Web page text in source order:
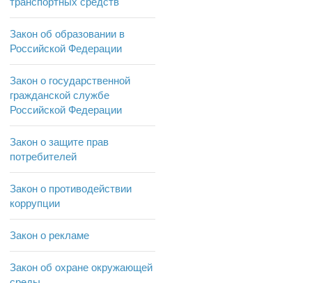
Закон об образовании в
Российской Федерации
Закон о государственной
гражданской службе
Российской Федерации
Закон о защите прав
потребителей
Закон о противодействии
коррупции
Закон о рекламе
Закон об охране окружающей